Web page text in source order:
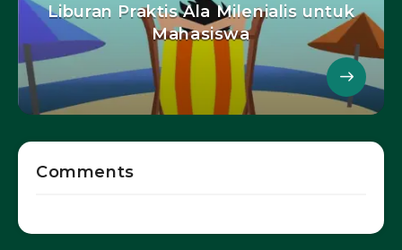
Liburan Praktis Ala Milenialis untuk
Mahasiswa
Comments